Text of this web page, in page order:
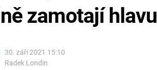
30. září 2021 15:10
Radek Londin
zamotají hlavu